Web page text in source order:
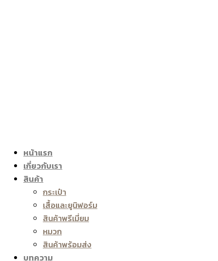
หน้าแรก
เกี่ยวกับเรา
สินค้า
กระเป๋า
เสื้อและยูนิฟอร์ม
สินค้าพรีเมี่ยม
หมวก
สินค้าพร้อมส่ง
บทความ